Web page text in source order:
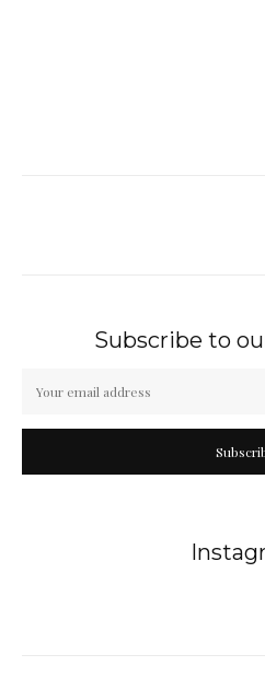
Subscribe to